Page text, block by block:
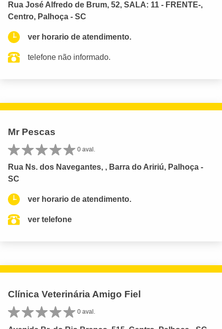
Rua José Alfredo de Brum, 52, SALA: 11 - FRENTE-,
Centro, Palhoça - SC
ver horario de atendimento.
telefone não informado.
Mr Pescas
0 aval.
Rua Ns. dos Navegantes, , Barra do Aririú, Palhoça -
SC
ver horario de atendimento.
ver telefone
Clínica Veterinária Amigo Fiel
0 aval.